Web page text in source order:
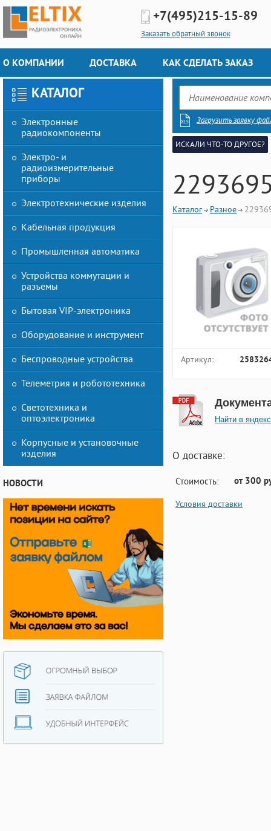
+7(495)215-15-89
Заказать обратный звонок
О КОМПАНИИ ДОСТАВКА КАК СДЕЛАТЬ ЗАКАЗ
КАТАЛОГ
Электронные
радиокомпоненты
Электро- и
радиоизмерительные
приборы
Электротехнические изделия
Кабельная продукция
Промышленная автоматика
Устройства коммутации и
разъемы
Бытовая VIP-электроника
Оборудование и инструмент
Беспроводные устройства
Телеметрия и робототехника
Светотехника и
оптоэлектроника
Корпусные и установочные
изделия
НОВОСТИ
Загрузить заявку
ИСКАЛИ ЧТО-ТО ДРУГОЕ?
Каталог Разное
Артикул:
Найти в яндекс
О доставке:
Стоимость: от 300
Условия доставки